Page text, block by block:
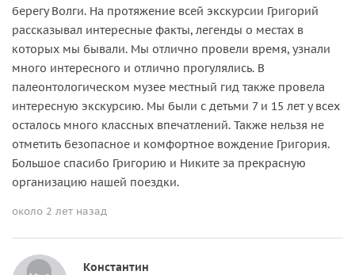
берегу Волги. На протяжение всей экскурсии Григорий
рассказывал интересные факты, легенды о местах в
которых мы бывали. Мы отлично провели время, узнали
много интересного и отлично прогулялись. В
палеонтологическом музее местный гид также провела
интересную экскурсию. Мы были с детьми 7 и 15 лет у всех
осталось много классных впечатлений. Также нельзя не
отметить безопасное и комфортное вождение Григория.
Большое спасибо Григорию и Никите за прекрасную
организацию нашей поездки.
около 2 лет назад
Константин